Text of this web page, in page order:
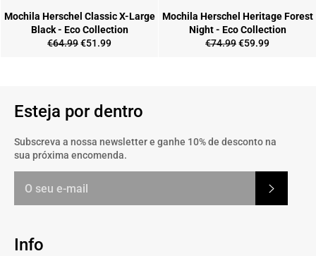
Mochila Herschel Classic X-Large
Black - Eco Collection
Preço
€64.99Preço
€51.99
Mochila Herschel Heritage Forest
Night - Eco Collection
Preço
€74.99Preço
€59.99
Esteja por dentro
Subscreva a nossa newsletter e ganhe 10% de desconto na
sua próxima encomenda.
Info